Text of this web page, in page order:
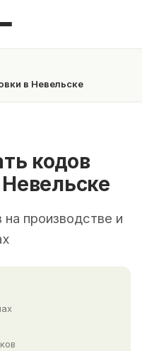
в Невельске
кодов
производстве и